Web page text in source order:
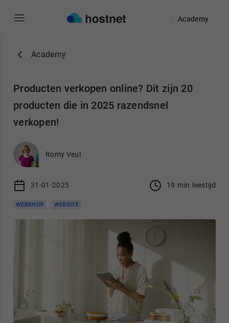
Academy
Academy
Producten verkopen online? Dit zijn 20
producten die in 2025 razendsnel
verkopen!
Romy Veul
31-01-2025 19 min leestijd
WEBSHOP WEBSITE